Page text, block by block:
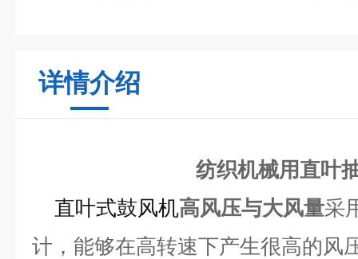
详情介绍
纺织机械用直叶
直叶式鼓风机高风压与大风量采
计，能够在高转速下产生很高的风